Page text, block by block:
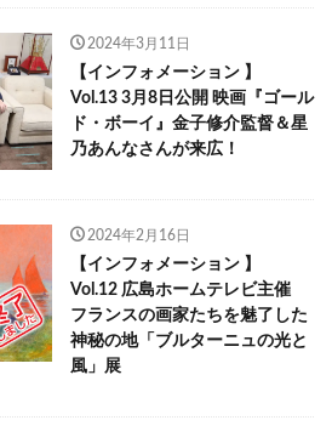
2024年3月11日
【インフォメーション 】
Vol.13 3月8日公開 映画『ゴール
ド・ボーイ』金子修介監督＆星
乃あんなさんが来広！
2024年2月16日
【インフォメーション 】
Vol.12 広島ホームテレビ主催
フランスの画家たちを魅了した
神秘の地「ブルターニュの光と
風」展